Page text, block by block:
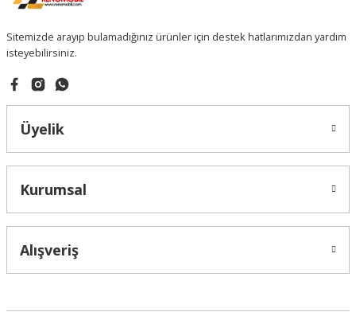
Sitemizde arayıp bulamadığınız ürünler için destek hatlarımızdan yardım
isteyebilirsiniz.
Üyelik
Kurumsal
Alışveriş